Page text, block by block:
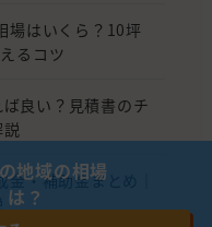
場はいくら？10坪
るコツ
良い？見積書のチ
・補助金まとめ｜
地域の相場
は？